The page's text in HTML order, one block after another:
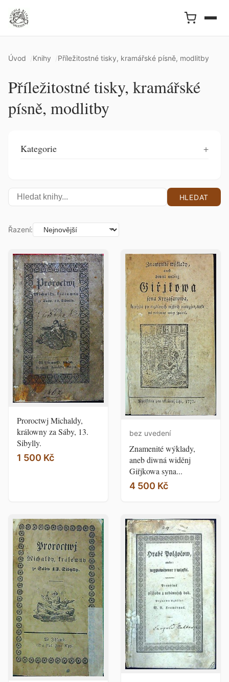
Úvod Knihy Příležitostné tisky, kramářské písně, modlitby
Příležitostné tisky, kramářské
písně, modlitby
Kategorie
HLEDAT
Řazení:
Proroctwj Michaldy,
králowny za Sáby, 13.
Sibylly.
1 500 Kč
bez uvedení
Znamenité wýklady,
aneb diwná widěnj
Giřjkowa syna...
4 500 Kč